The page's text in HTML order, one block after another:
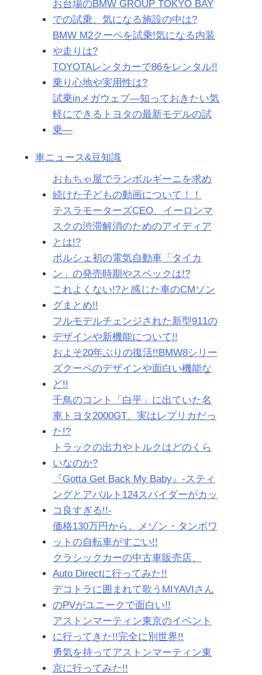
お台場のBMW GROUP TOKYO BAY
での試乗、気になる施設の中は?
BMW M2クーペを試乗!気になる内装
や走りは?
TOYOTAレンタカーで86をレンタル!!
乗り心地や実用性は?
試乗inメガウェブ―知っておきたい気
軽にできるトヨタの最新モデルの試
乗―
車ニュース&豆知識
おもちゃ屋でランボルギーニを求め
続けた子どもの動画について！！
テスラモーターズCEO、イーロンマ
スクの渋滞解消のためのアイディア
とは!?
ポルシェ初の電気自動車「タイカ
ン」の発売時期やスペックは!?
これよくない!?と感じた車のCMソン
グまとめ!!
フルモデルチェンジされた新型911の
デザインや新機能について!!
およそ20年ぶりの復活!!BMW8シリー
ズクーペのデザインや面白い機能な
ど!!
千鳥のコント「白平」に出ていた名
車トヨタ2000GT、実はレプリカだっ
た!?
トラックの出力やトルクはどのくら
いなのか?
『Gotta Get Back My Baby』-スティ
ングとアバルト124スパイダーがカッ
コ良すぎる!!-
価格130万円から。メゾン・タンボワ
ットの自転車がすごい!!
クラシックカーの中古車販売店、
Auto Directに行ってみた!!
デコトラに囲まれて歌うMIYAVIさん
のPVがユニークで面白い!!
アストンマーティン東京のイベント
に行ってきた!!完全に別世界!!
勇気を持ってアストンマーティン東
京に行ってみた!!